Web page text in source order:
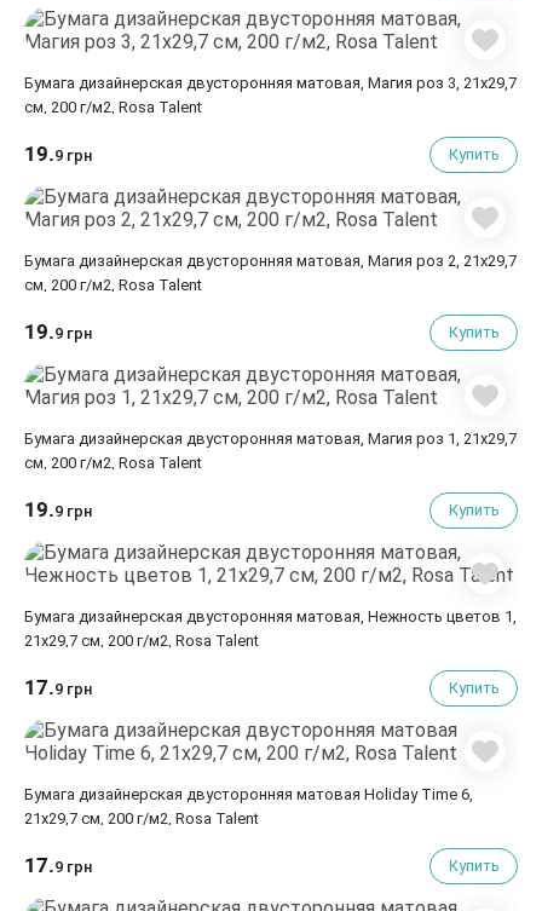
Бумага дизайнерская двусторонняя матовая, Магия роз 3, 21х29,7
см, 200 г/м2, Rosa Talent
19.9 грн Купить
Бумага дизайнерская двусторонняя матовая, Магия роз 2, 21х29,7
см, 200 г/м2, Rosa Talent
19.9 грн Купить
Бумага дизайнерская двусторонняя матовая, Магия роз 1, 21х29,7
см, 200 г/м2, Rosa Talent
19.9 грн Купить
Бумага дизайнерская двусторонняя матовая, Нежность цветов 1,
21х29,7 см, 200 г/м2, Rosa Talent
17.9 грн Купить
Бумага дизайнерская двусторонняя матовая Holiday Time 6,
21х29,7 см, 200 г/м2, Rosa Talent
17.9 грн Купить